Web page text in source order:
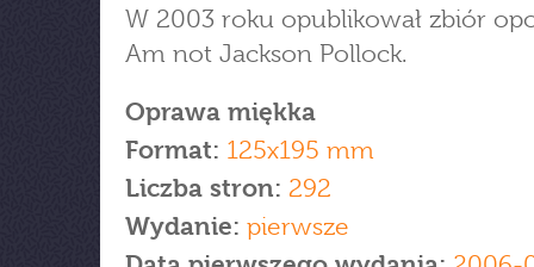
W 2003 roku opublikował zbiór
Am not Jackson Pollock.
Oprawa miękka
Format: 125x195 mm
Liczba stron: 292
Wydanie: pierwsze